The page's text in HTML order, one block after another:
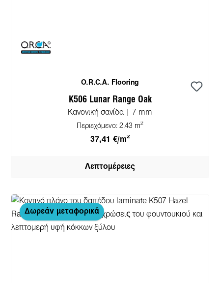
O.R.C.A. Flooring
K506 Lunar Range Oak
Κανονική σανίδα | 7 mm
Περιεχόμενο: 2.43 m2
37,41 €/m2
Λεπτομέρειες
Δωρεάν μεταφορικά